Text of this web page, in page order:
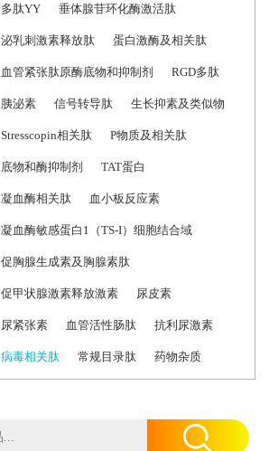
多肽YY 垂体腺苷环化酶激活肽
泌乳刺激素释放肽 蛋白激酶及相关肽
血管紧张肽原酶底物和抑制剂 RGD多肽
胰泌素 信号转导肽 生长抑素及类似物
Stresscopin相关肽 P物质及相关肽
底物和酶抑制剂 TAT蛋白
凝血酶相关肽 血小板反应素
凝血酶敏感蛋白1（TS-I）细胞结合域
促胸腺生成素及胸腺素肽
促甲状腺激素释放激素 尿皮素
尿紧张素 血管活性肠肽 抗利尿激素
病毒相关肽 常规目录肽 药物杂质